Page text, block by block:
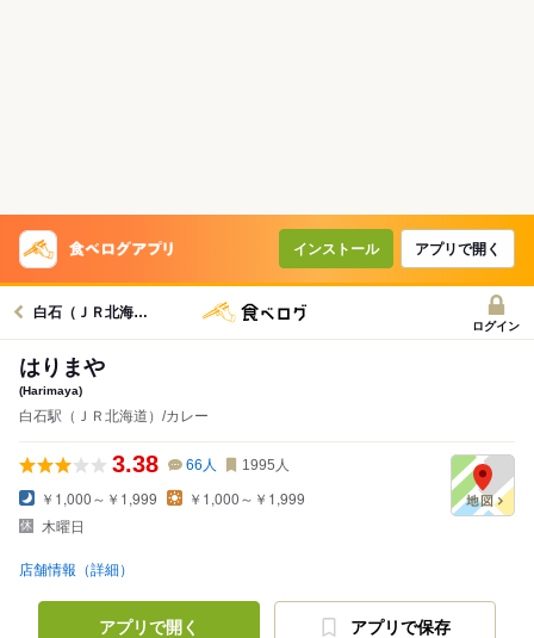
インストール アプリで開く
白石（ＪＲ北海道）駅グルメへ
ログイン
はりまや
(Harimaya)
白石駅（ＪＲ北海道）/カレー
3.38 66 人 1995 人
￥1,000～￥1,999
￥1,000～￥1,999
木曜日
店舗情報（詳細）
アプリで開く アプリで保存